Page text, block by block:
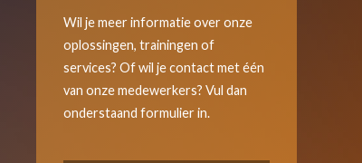
Wil je meer informatie over onze
oplossingen, trainingen of
services? Of wil je contact met één
van onze medewerkers? Vul dan
onderstaand formulier in.